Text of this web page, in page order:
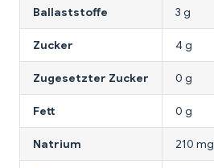
Ballaststoffe 3 g
Zucker 4 g
Zugesetzter Zucker 0 g
Fett 0 g
Natrium 210 mg